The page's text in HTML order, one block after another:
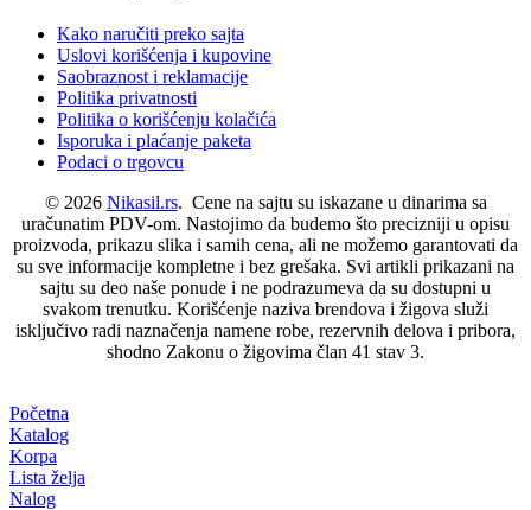
Kako naručiti preko sajta
Uslovi korišćenja i kupovine
Saobraznost i reklamacije
Politika privatnosti
Politika o korišćenju kolačića
Isporuka i plaćanje paketa
Podaci o trgovcu
© 2026 Nikasil.rs. Cene na sajtu su iskazane u dinarima sa
uračunatim PDV-om. Nastojimo da budemo što precizniji u opisu
proizvoda, prikazu slika i samih cena, ali ne možemo garantovati da
su sve informacije kompletne i bez grešaka. Svi artikli prikazani na
sajtu su deo naše ponude i ne podrazumeva da su dostupni u
svakom trenutku. Korišćenje naziva brendova i žigova služi
isključivo radi naznačenja namene robe, rezervnih delova i pribora,
shodno Zakonu o žigovima član 41 stav 3.
Početna
Katalog
Korpa
Lista želja
Nalog